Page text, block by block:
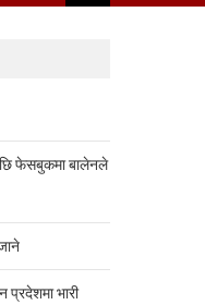
फेसबुकमा बालेनले
भारी